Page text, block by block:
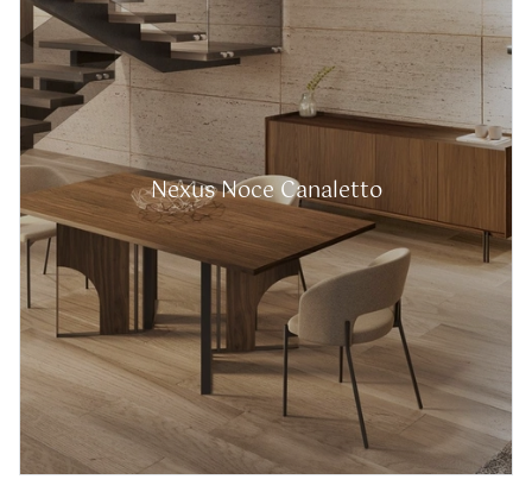
Nexus Noce Canaletto